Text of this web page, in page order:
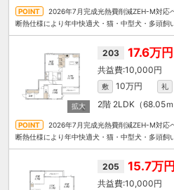
2026年7月完成光熱費削減ZEH-M対応
断熱仕様により年中快適犬・猫・中型犬・多頭飼
203 17.6万円
10,000円
敷 10万円 礼
2階 2LDK（68.05ｍ
2026年7月完成光熱費削減ZEH-M対応
断熱仕様により年中快適犬・猫・中型犬・多頭飼
205 15.7万円
10,000円